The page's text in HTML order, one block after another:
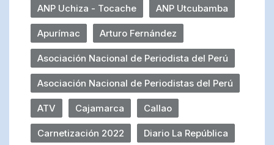
ANP Uchiza - Tocache ANP Utcubamba
Apurímac Arturo Fernández
Asociación Nacional de Periodista del Perú
Asociación Nacional de Periodistas del Perú
ATV Cajamarca Callao
Carnetización 2022 Diario La República